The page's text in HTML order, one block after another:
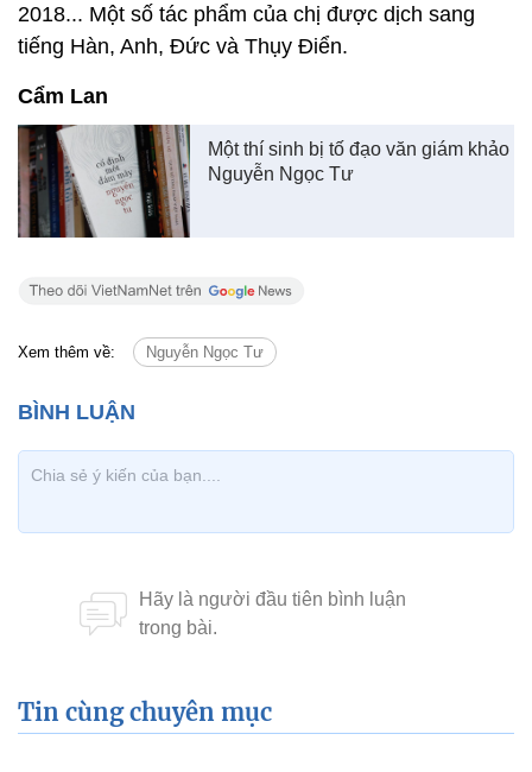
2018... Một số tác phẩm của chị được dịch sang
tiếng Hàn, Anh, Đức và Thụy Điển.
Cẩm Lan
Một thí sinh bị tố đạo văn giám khảo
Nguyễn Ngọc Tư
Xem thêm về: Nguyễn Ngọc Tư
Tin cùng chuyên mục